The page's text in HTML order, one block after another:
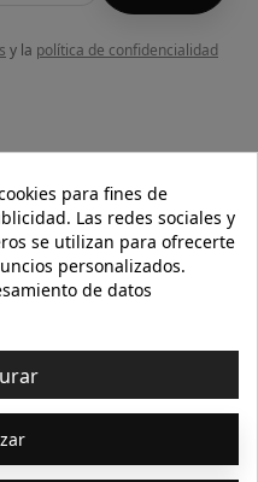

y la política de confidencialidad
para fines de
Las redes sociales y
se utilizan para ofrecerte
personalizados.
de datos